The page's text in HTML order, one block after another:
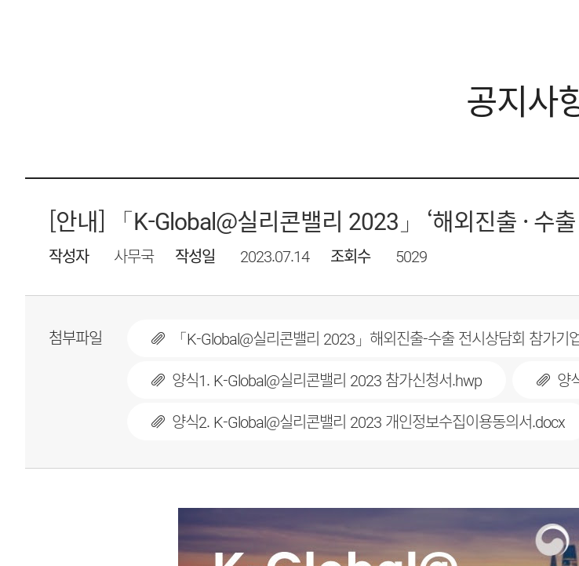
공지사
[안내] 「K-Global@실리콘밸리 2023」 ‘해외진출 · 수
작성자 사무국 작성일 2023.07.14 조회수 5029
첨부파일
「K-Global@실리콘밸리 2023」해외진출-수출 전시상담회 참가기
양식1. K-Global@실리콘밸리 2023 참가신청서.hwp
양
양식2. K-Global@실리콘밸리 2023 개인정보수집이용동의서.docx